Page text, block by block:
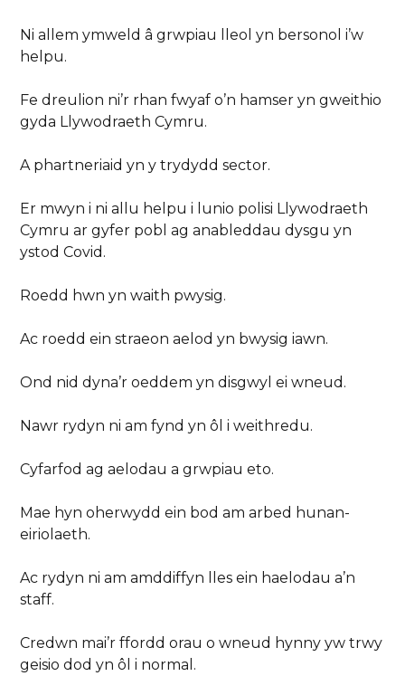
Ni allem ymweld â grwpiau lleol yn bersonol i’w
helpu.
Fe dreulion ni’r rhan fwyaf o’n hamser yn gweithio
gyda Llywodraeth Cymru.
A phartneriaid yn y trydydd sector.
Er mwyn i ni allu helpu i lunio polisi Llywodraeth
Cymru ar gyfer pobl ag anableddau dysgu yn
ystod Covid.
Roedd hwn yn waith pwysig.
Ac roedd ein straeon aelod yn bwysig iawn.
Ond nid dyna’r oeddem yn disgwyl ei wneud.
Nawr rydyn ni am fynd yn ôl i weithredu.
Cyfarfod ag aelodau a grwpiau eto.
Mae hyn oherwydd ein bod am arbed hunan-
eiriolaeth.
Ac rydyn ni am amddiffyn lles ein haelodau a’n
staff.
Credwn mai’r ffordd orau o wneud hynny yw trwy
geisio dod yn ôl i normal.